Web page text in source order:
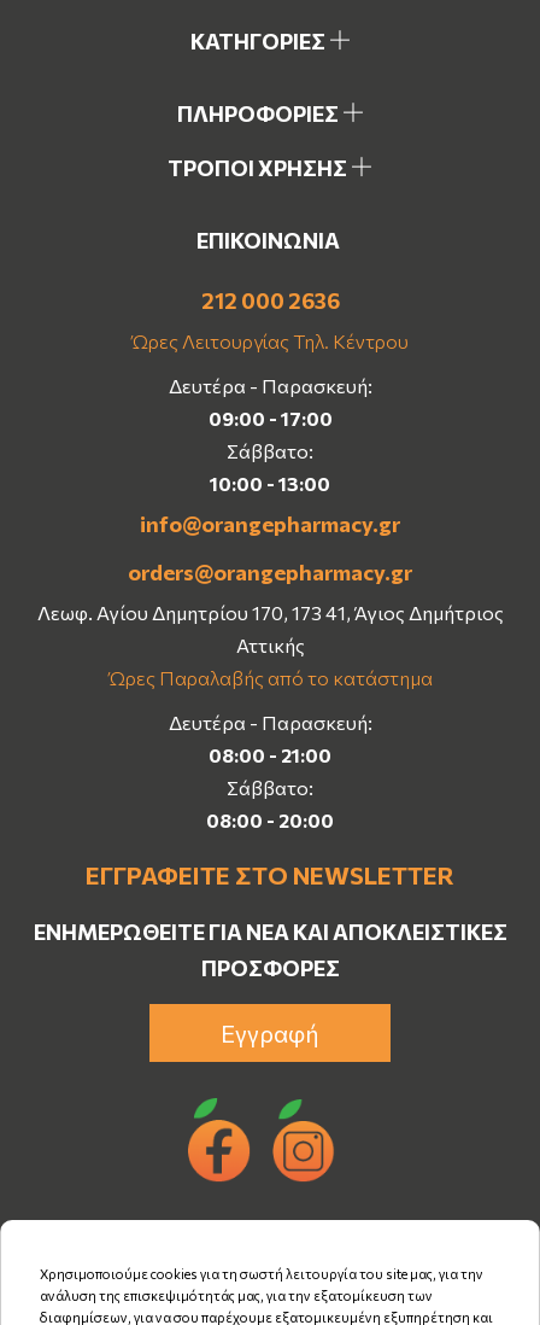
ΚΑΤΗΓΟΡΙΕΣ
ΠΛΗΡΟΦΟΡΙΕΣ
ΤΡΟΠΟΙ ΧΡΗΣΗΣ
ΕΠΙΚΟΙΝΩΝΙΑ
212 000 2636
Ώρες Λειτουργίας Τηλ. Κέντρου
Δευτέρα - Παρασκευή:
09:00 - 17:00
Σάββατο:
10:00 - 13:00
info@orangepharmacy.gr
orders@orangepharmacy.gr
Λεωφ. Αγίου Δημητρίου 170, 173 41, Άγιος Δημήτριος
Αττικής
Ώρες Παραλαβής από το κατάστημα
Δευτέρα - Παρασκευή:
08:00 - 21:00
Σάββατο:
08:00 - 20:00
ΕΓΓΡΑΦΕΊΤΕ ΣΤΟ NEWSLETTER
ΕΝΗΜΕΡΩΘΕΊΤΕ ΓΙΑ ΝΈΑ ΚΑΙ ΑΠΟΚΛΕΙΣΤΙΚΈΣ
ΠΡΟΣΦΟΡΈΣ
Εγγραφή
Χρησιμοποιούμε cookies για τη σωστή λειτουργία του site μας, για την
ανάλυση της επισκεψιμότητάς μας, για την εξατομίκευση των
διαφημίσεων, για να σου παρέχουμε εξατομικευμένη εξυπηρέτηση και